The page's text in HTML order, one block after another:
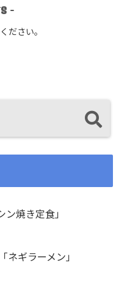
-
ださい。
焼き定食」
ネギラーメン」